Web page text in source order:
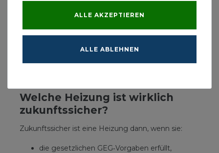
Umsetzung eine fachliche Beratung in Anspruch
nehmen. Insbesondere bei der Wahl zwischen
Wärmepumpe, Hybridlösung oder alternativen
Welche Heizung ist wirklich
zukunftssicher?
Zukunftssicher ist eine Heizung dann, wenn sie:
die gesetzlichen GEG‑Vorgaben erfüllt,
ALLE AKZEPTIEREN
ALLE ABLEHNEN